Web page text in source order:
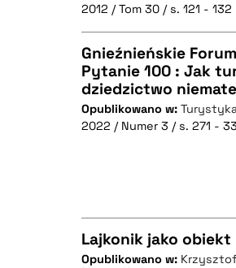
BIBTEX
2012 / Tom 30 / s. 121 - 132
CZYSTY TEKST
Gnieźnieńskie
Pytanie 100 : Jak
dziedzictwo
Opublikowano w:
2022 / Numer 3 / s. 271 -
Lajkonik jako obiekt
Opublikowano w: